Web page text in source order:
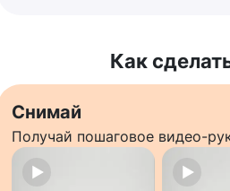
Как
Снимай
Получай пошаговое видео-